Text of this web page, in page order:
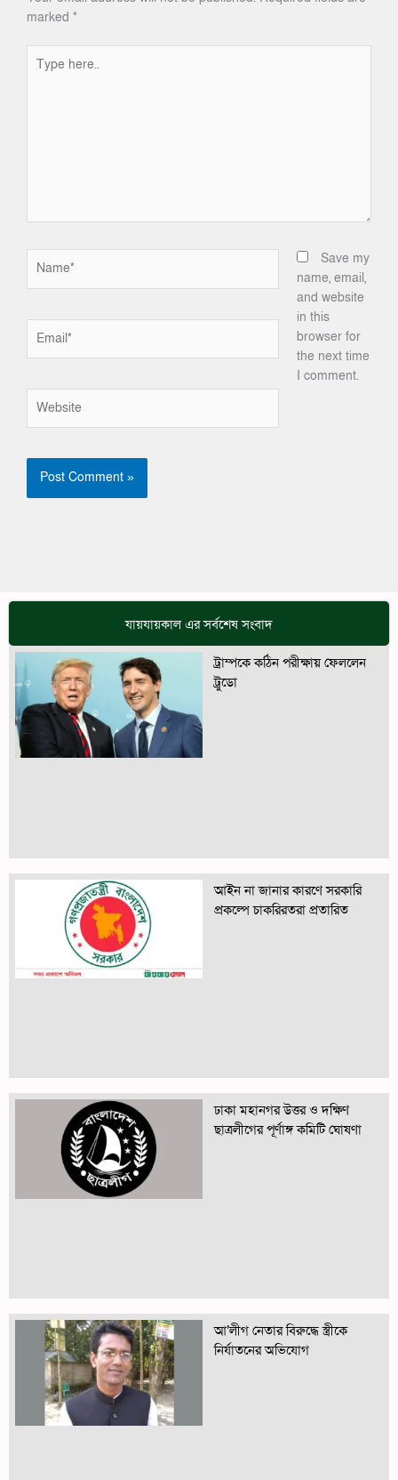
marked *
here..
Save my
name, email,
and website
in this
browser for
the next time
I comment.
যায়যায়কাল এর সর্বশেষ সংবাদ
ট্রাম্পকে কঠিন পরীক্ষায় ফেললেন
ট্রুডো
আইন না জানার কারণে সরকারি
প্রকল্পে চাকরিরতরা প্রতারিত
ঢাকা মহানগর উত্তর ও দক্ষিণ
ছাত্রলীগের পূর্ণাঙ্গ কমিটি ঘোষণা
আ’লীগ নেতার বিরুদ্ধে স্ত্রীকে
নির্যাতনের অভিযোগ